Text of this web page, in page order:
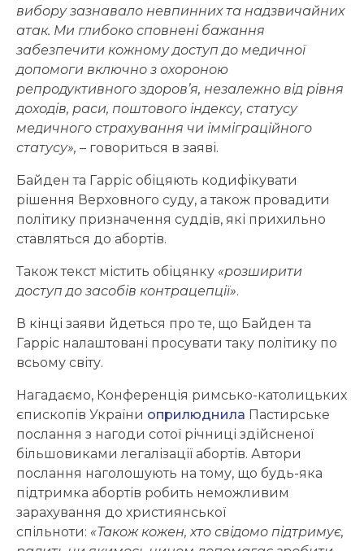
вибору зазнавало невпинних та надзвичайних
атак. Ми глибоко сповнені бажання
забезпечити кожному доступ до медичної
допомоги включно з охороною
репродуктивного здоров’я, незалежно від рівня
доходів, раси, поштового індексу, статусу
медичного страхування чи імміграційного
статусу», – говориться в заяві.
Байден та Гарріс обіцяють кодифікувати
рішення Верховного суду, а також провадити
політику призначення суддів, які прихильно
ставляться до абортів.
Також текст містить обіцянку «розширити
доступ до засобів контрацепції».
В кінці заяви йдеться про те, що Байден та
Гарріс налаштовані просувати таку політику по
всьому світу.
Нагадаємо, Конференція римсько-католицьких
єпископів України оприлюднила Пастирське
послання з нагоди сотої річниці здійсненої
більшовиками легалізації абортів. Автори
послання наголошують на тому, що будь-яка
підтримка абортів робить неможливим
зарахування до християнської
спільноти: «Також кожен, хто свідомо підтримує,